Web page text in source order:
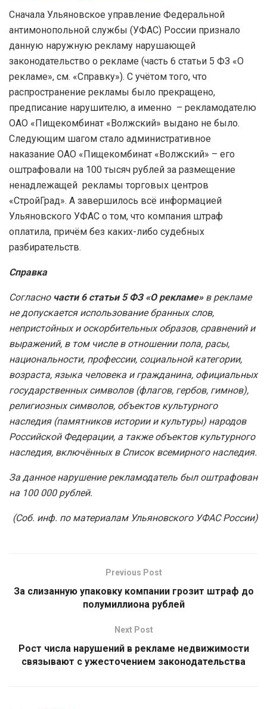
Сначала Ульяновское управление Федеральной
антимонопольной службы (УФАС) России признало
данную наружную рекламу нарушающей
законодательство о рекламе (часть 6 статьи 5 ФЗ «О
рекламе», см. «Справку»). С учётом того, что
распространение рекламы было прекращено,
предписание нарушителю, а именно – рекламодателю
ОАО «Пищекомбинат «Волжский» выдано не было.
Следующим шагом стало административное
наказание ОАО «Пищекомбинат «Волжский» – его
оштрафовали на 100 тысяч рублей за размещение
ненадлежащей рекламы торговых центров
«СтройГрад». А завершилось всё информацией
Ульяновского УФАС о том, что компания штраф
оплатила, причём без каких-либо судебных
разбирательств.
Справка
Согласно части 6 статьи 5 ФЗ «О рекламе»в рекламе
не допускается использование бранных слов,
непристойных и оскорбительных образов, сравнений и
выражений, в том числе в отношении пола, расы,
национальности, профессии, социальной категории,
возраста, языка человека и гражданина, официальных
государственных символов (флагов, гербов, гимнов),
религиозных символов, объектов культурного
наследия (памятников истории и культуры) народов
Российской Федерации, а также объектов культурного
наследия, включённых в Список всемирного наследия.
За данное нарушение рекламодатель был оштрафован
на 100 000 рублей.
(Соб. инф. по материалам Ульяновского УФАС России)
Previous Post
За слизанную упаковку компании грозит штраф до
полумиллиона рублей
Next Post
Рост числа нарушений в рекламе недвижимости
связывают с ужесточением законодательства